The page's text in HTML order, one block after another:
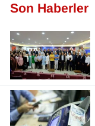
Son Haberler